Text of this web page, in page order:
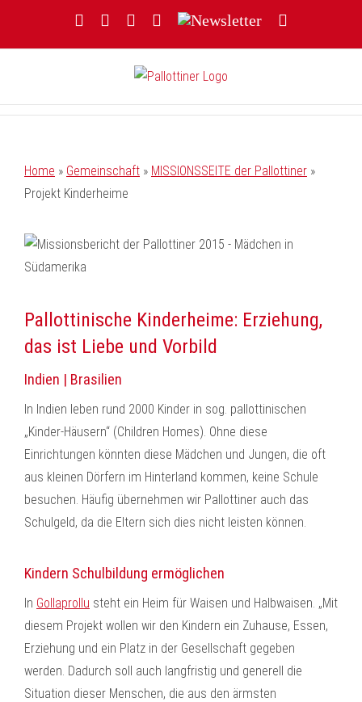
FacebookYouTubeInstagram
Threads
Newsletter
Home » Gemeinschaft » MISSIONSSEITE der Pallottiner »
Projekt Kinderheime
Pallottinische Kinderheime: Erziehung,
das ist Liebe und Vorbild
Indien | Brasilien
In Indien leben rund 2000 Kinder in sog. pallottinischen
„Kinder-Häusern“ (Children Homes). Ohne diese
Einrichtungen könnten diese Mädchen und Jungen, die oft
aus kleinen Dörfern im Hinterland kommen, keine Schule
besuchen. Häufig übernehmen wir Pallottiner auch das
Schulgeld, da die Eltern sich dies nicht leisten können.
Kindern Schulbildung ermöglichen
In Gollaprollu steht ein Heim für Waisen und Halbwaisen. „Mit
diesem Projekt wollen wir den Kindern ein Zuhause, Essen,
Erziehung und ein Platz in der Gesellschaft gegeben
werden. Dadurch soll auch langfristig und generell die
Situation dieser Menschen, die aus den ärmsten